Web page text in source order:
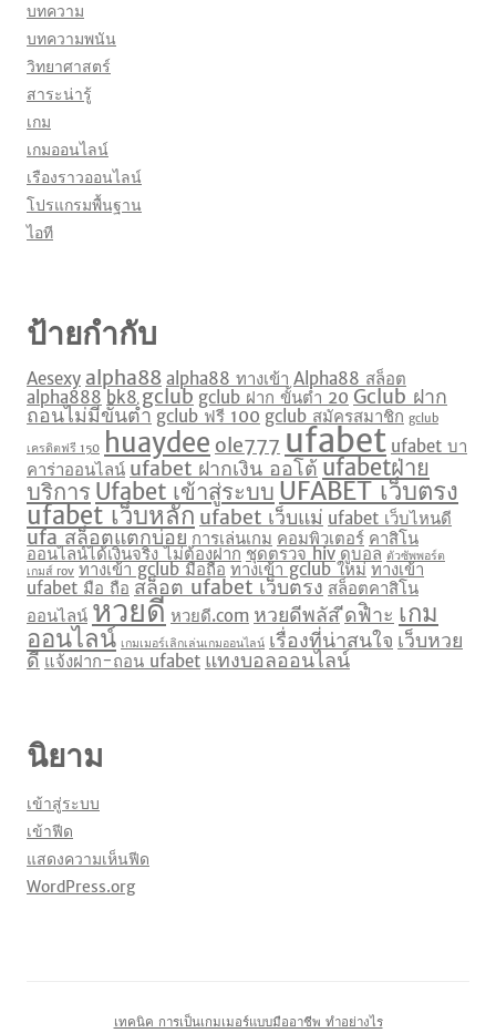
บทความ
บทความพนัน
วิทยาศาสตร์
สาระน่ารู้
เกม
เกมออนไลน์
เรืองราวออนไลน์
โปรแกรมพื้นฐาน
ไอที
ป้ายกำกับ
Aesexy alpha88 alpha88 ทางเข้า Alpha88 สล็อต
alpha888 bk8 gclub gclub ฝาก ขั้นต่ำ 20 Gclub ฝาก
ถอนไม่มีขั้นต่ำ gclub ฟรี 100 gclub สมัครสมาชิก gclub
เครดิตฟรี 150 huaydee ole777 ufabet ufabet บา
คาร่าออนไลน์ ufabet ฝากเงิน ออโต้ ufabetฝ่าย
บริการ Ufabet เข้าสู่ระบบ UFABET เว็บตรง
ufabet เว็บหลัก ufabet เว็บแม่ ufabet เว็บไหนดี
ufa สล็อตแตกบ่อย การเล่นเกม คอมพิวเตอร์ คาสิโน
ออนไลน์ได้เงินจริง ไม่ต้องฝาก ชุดตรวจ hiv ดูบอล ตัวซัพพอร์ต
เกมส์ rov ทางเข้า gclub มือถือ ทางเข้า gclub ใหม่ ทางเข้า
ufabet มือ ถือ สล็อต ufabet เว็บตรง สล็อตคาสิโน
ออนไลน์ หวยดี หวยดี.com หวยดีพลัส ีดฟิำะ เกม
ออนไลน์ เกมเมอร์เลิกเล่นเกมออนไลน์ เรื่องที่น่าสนใจ เว็บหวย
ดี แจ้งฝาก-ถอน ufabet แทงบอลออนไลน์
นิยาม
เข้าสู่ระบบ
เข้าฟีด
แสดงความเห็นฟีด
WordPress.org
เทคนิค การเป็นเกมเมอร์แบบมืออาชีพ ทำอย่างไร